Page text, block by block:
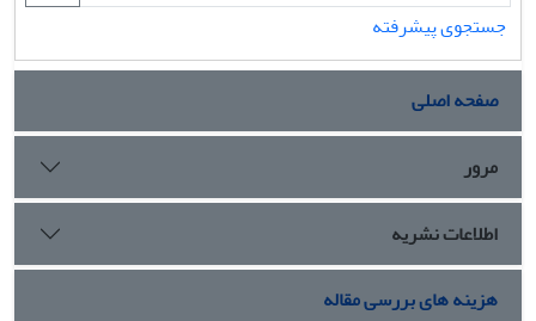
جستجوی پیشرفته
صفحه اصلی
مرور
اطلاعات نشریه
هزینه های بررسی مقاله